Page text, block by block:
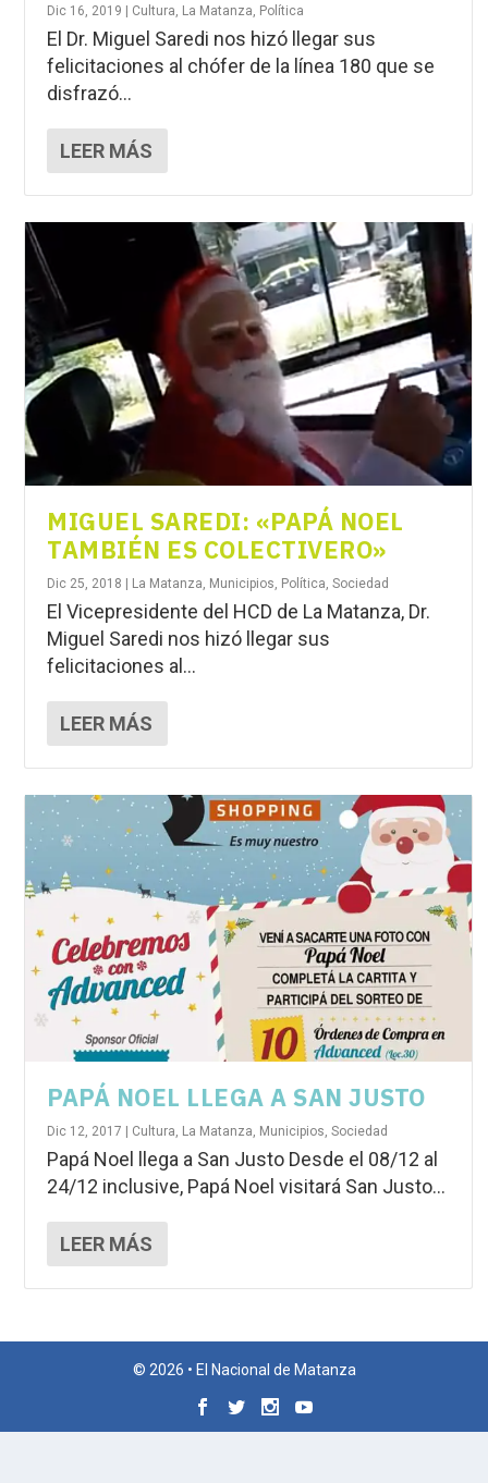
Dic 16, 2019 | Cultura La Matanza Política
El Dr. Miguel Saredi nos hizó llegar sus
felicitaciones al chófer de la línea 180 que se
disfrazó...
LEER MÁS
MIGUEL SAREDI: «PAPÁ NOEL
TAMBIÉN ES COLECTIVERO»
Dic 25, 2018 | La Matanza, Municipios, Política,Sociedad
El Vicepresidente del HCD de La Matanza, Dr.
Miguel Saredi nos hizó llegar sus
felicitaciones al...
LEER MÁS
PAPÁ NOEL LLEGA A SAN JUSTO
Dic 12, 2017 Cultura, La Matanza, Municipios,Sociedad
Papá Noel llega a San Justo Desde el 08/12 al
24/12 inclusive, Papá Noel visitará San Justo...
LEER MÁS
© 2026 • El Nacional de Matanza